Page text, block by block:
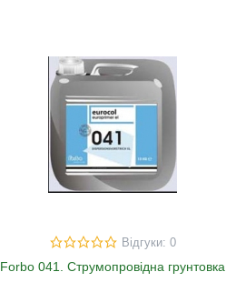
Відгуки: 0
Forbo 041. Струмопровідна грунтовка